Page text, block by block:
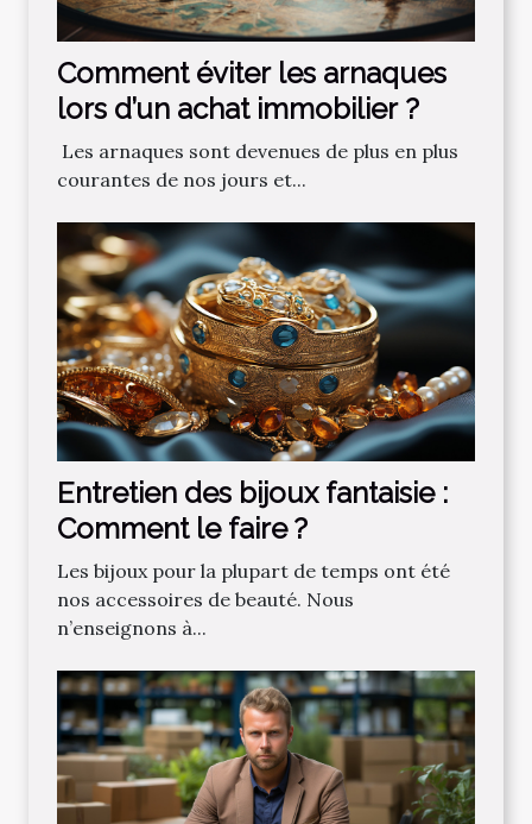
Comment‌ ‌éviter‌ ‌les‌ ‌arnaques‌
‌lors‌ ‌d’un‌ ‌achat‌ ‌immobilier ?‌ ‌
‌ Les‌ ‌arnaques‌ ‌sont‌ ‌devenues‌ ‌de‌ ‌plus‌ ‌en‌ ‌plus‌
‌courantes‌ ‌de‌ ‌nos‌ ‌jours‌ ‌et‌...
Entretien des bijoux fantaisie :
Comment le faire ?
Les bijoux pour la plupart de temps ont été
nos accessoires de beauté. Nous
n’enseignons à...